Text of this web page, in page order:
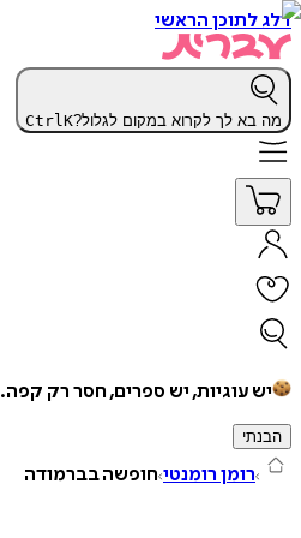
דלג לתוכן הראשי
מה בא לך לקרוא במקום לגלול? CtrlK
יש עוגיות, יש ספרים, חסר רק קפה.
הבנתי
רומן רומנטי חופשה בברמודה